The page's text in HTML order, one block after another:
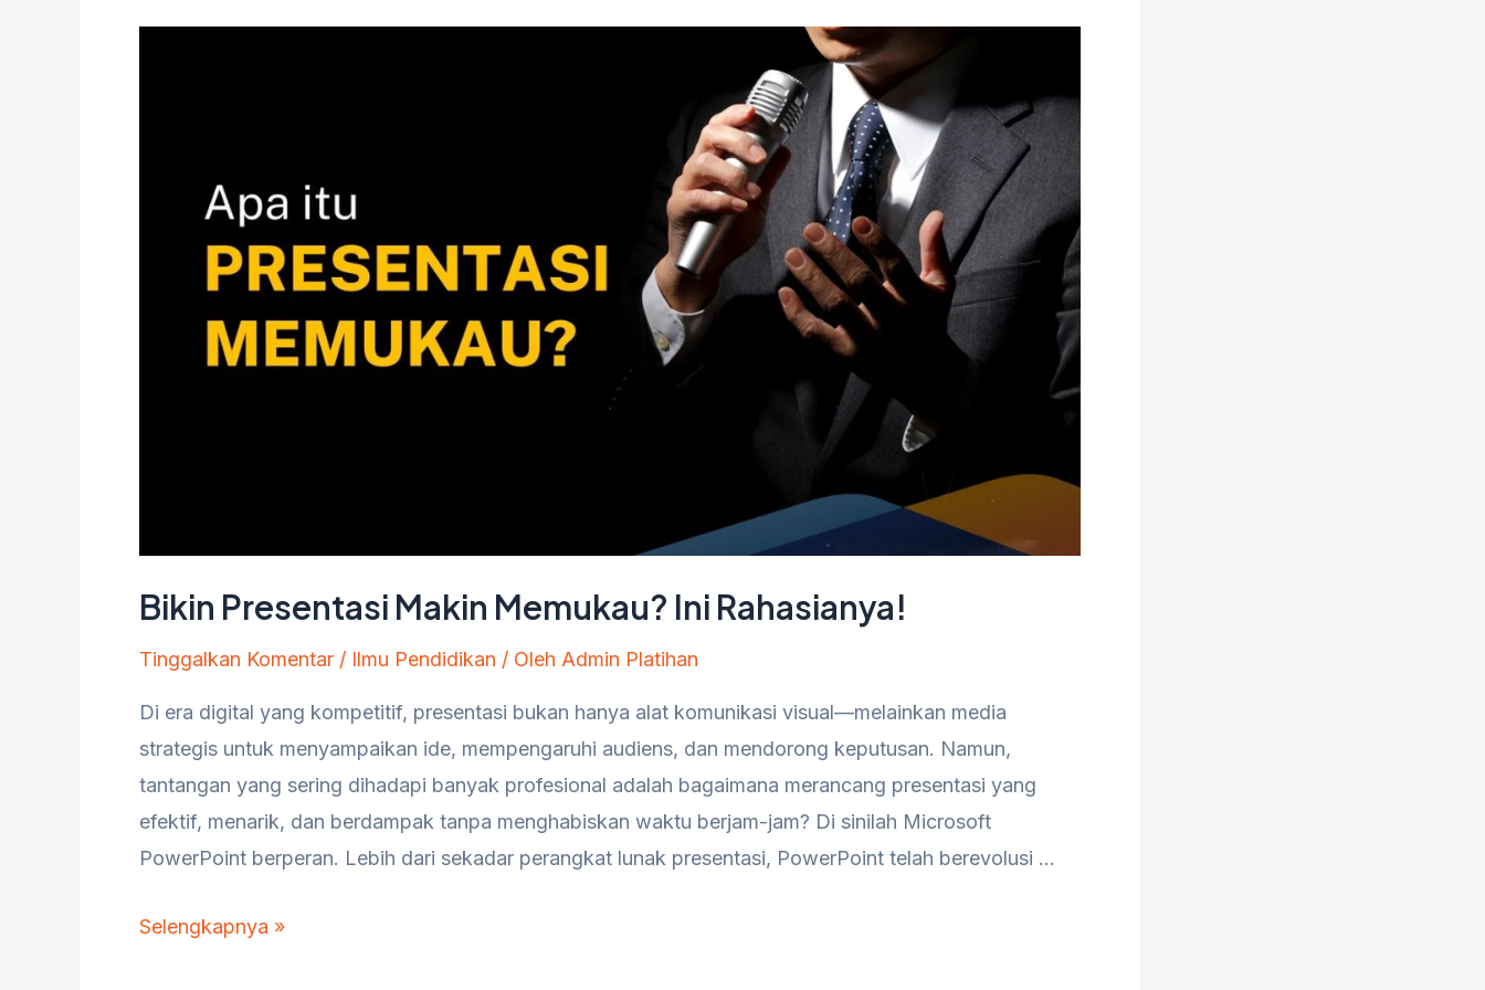
Bikin Presentasi Makin Memukau? Ini Rahasianya!
Tinggalkan Komentar / Ilmu Pendidikan / Oleh Admin Platihan
Di era digital yang kompetitif, presentasi bukan hanya alat komunikasi visual—melainkan media
strategis untuk menyampaikan ide, mempengaruhi audiens, dan mendorong keputusan. Namun,
tantangan yang sering dihadapi banyak profesional adalah bagaimana merancang presentasi yang
efektif, menarik, dan berdampak tanpa menghabiskan waktu berjam-jam? Di sinilah Microsoft
PowerPoint berperan. Lebih dari sekadar perangkat lunak presentasi, PowerPoint telah berevolusi …
Bikin
Selengkapnya »